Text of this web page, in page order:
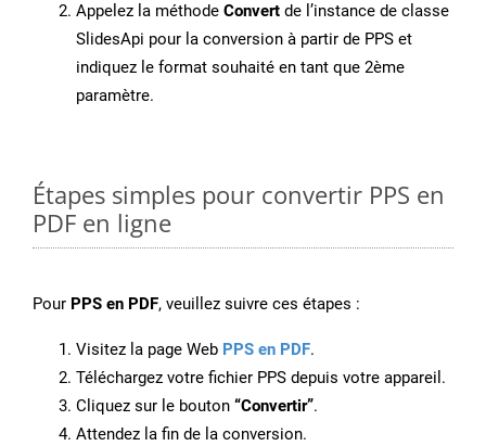
Appelez la méthode Convert de l’instance de classe
SlidesApi pour la conversion à partir de PPS et
indiquez le format souhaité en tant que 2ème
paramètre.
Étapes simples pour convertir PPS en
PDF en ligne
Pour PPS en PDF, veuillez suivre ces étapes :
Visitez la page Web PPS en PDF.
Téléchargez votre fichier PPS depuis votre appareil.
Cliquez sur le bouton “Convertir”.
Attendez la fin de la conversion.